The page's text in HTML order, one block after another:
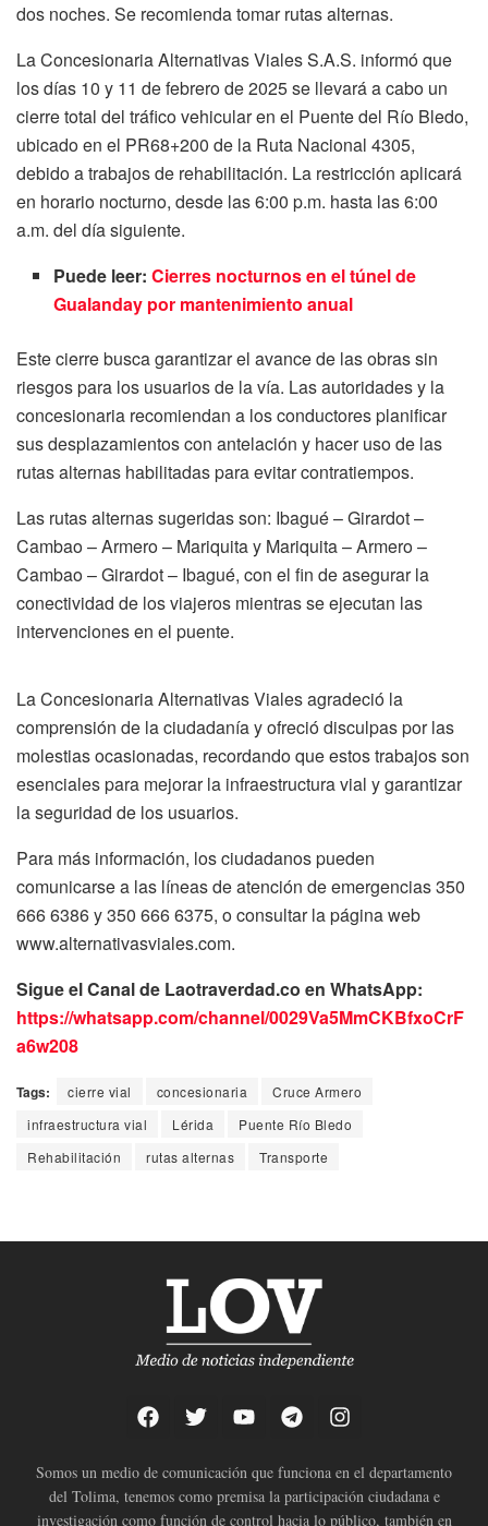
dos noches. Se recomienda tomar rutas alternas.
La Concesionaria Alternativas Viales S.A.S. informó que
los días 10 y 11 de febrero de 2025 se llevará a cabo un
cierre total del tráfico vehicular en el Puente del Río Bledo,
ubicado en el PR68+200 de la Ruta Nacional 4305,
debido a trabajos de rehabilitación. La restricción aplicará
en horario nocturno, desde las 6:00 p.m. hasta las 6:00
a.m. del día siguiente.
Puede leer:Cierres nocturnos en el túnel de
Gualanday por mantenimiento anual
Este cierre busca garantizar el avance de las obras sin
riesgos para los usuarios de la vía. Las autoridades y la
concesionaria recomiendan a los conductores planificar
sus desplazamientos con antelación y hacer uso de las
rutas alternas habilitadas para evitar contratiempos.
Las rutas alternas sugeridas son: Ibagué – Girardot –
Cambao – Armero – Mariquita y Mariquita – Armero –
Cambao – Girardot – Ibagué, con el fin de asegurar la
conectividad de los viajeros mientras se ejecutan las
intervenciones en el puente.
La Concesionaria Alternativas Viales agradeció la
comprensión de la ciudadanía y ofreció disculpas por las
molestias ocasionadas, recordando que estos trabajos son
esenciales para mejorar la infraestructura vial y garantizar
la seguridad de los usuarios.
Para más información, los ciudadanos pueden
comunicarse a las líneas de atención de emergencias 350
666 6386 y 350 666 6375, o consultar la página web
www.alternativasviales.com.
Sigue el Canal de Laotraverdad.co en WhatsApp:
https://whatsapp.com/channel/0029Va5MmCKBfxoCrF
a6w208
Tags: cierre vial concesionaria
Cruce Armero
infraestructura vial
Lérida
Puente Río Bledo
Rehabilitación
rutas alternas Transporte
Somos un medio de comunicación que funciona en el departamento
del Tolima, tenemos como premisa la participación ciudadana e
investigación como función de control hacia lo público, también en